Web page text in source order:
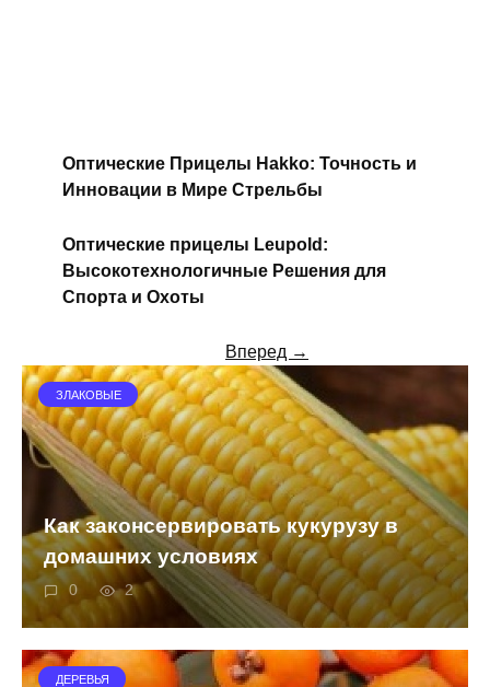
Оптические Прицелы Hakko: Точность и
Инновации в Мире Стрельбы
Оптические прицелы Leupold:
Высокотехнологичные Решения для
Спорта и Охоты
Вперед →
ЗЛАКОВЫЕ
Как законсервировать кукурузу в
домашних условиях
0 2
ДЕРЕВЬЯ